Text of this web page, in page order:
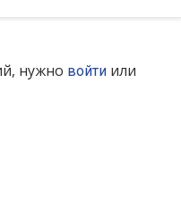
нужно войти или